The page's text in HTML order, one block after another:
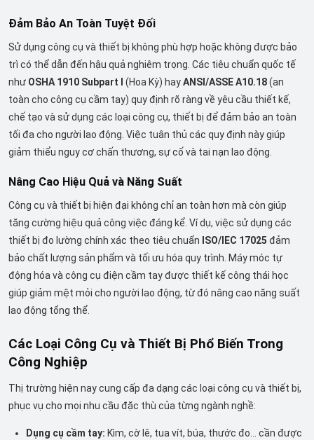
Đảm Bảo An Toàn Tuyệt Đối
Sử dụng công cụ và thiết bị không phù hợp hoặc không được bảo
trì có thể dẫn đến hậu quả nghiêm trọng. Các tiêu chuẩn quốc tế
như OSHA 1910 Subpart I (Hoa Kỳ) hayANSI/ASSE A10.18(an
toàn cho công cụ cầm tay) quy định rõ ràng về yêu cầu thiết kế,
chế tạo và sử dụng các loại công cụ, thiết bị để đảm bảo an toàn
tối đa cho người lao động. Việc tuân thủ các quy định này giúp
giảm thiểu nguy cơ chấn thương, sự cố và tai nạn lao động.
Nâng Cao Hiệu Quả và Năng Suất
Công cụ và thiết bị hiện đại không chỉ an toàn hơn mà còn giúp
tăng cường hiệu quả công việc đáng kể. Ví dụ, việc sử dụng các
thiết bị đo lường chính xác theo tiêu chuẩn ISO/IEC 17025 đảm
bảo chất lượng sản phẩm và tối ưu hóa quy trình. Máy móc tự
động hóa và công cụ điện cầm tay được thiết kế công thái học
giúp giảm mệt mỏi cho người lao động, từ đó nâng cao năng suất
lao động tổng thể.
Các Loại Công Cụ và Thiết Bị Phổ Biến Trong
Công Nghiệp
Thị trường hiện nay cung cấp đa dạng các loại công cụ và thiết bị,
phục vụ cho mọi nhu cầu đặc thù của từng ngành nghề:
Dụng cụ cầm tay: Kìm, cờ lê, tua vít, búa, thước đo... cần được